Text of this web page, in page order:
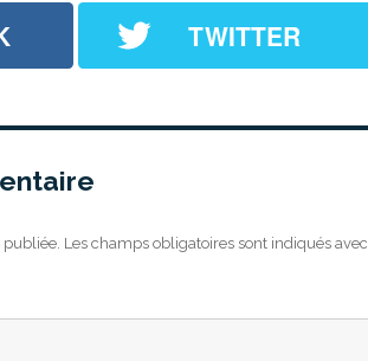
TWITTER
publiée. Les champs obligatoires sont indiqués avec